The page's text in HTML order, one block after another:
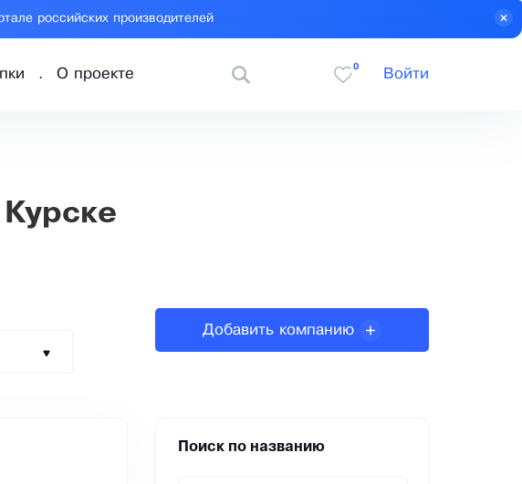
российских производителей
О проекте
0
Войти
Добавить компанию
Поиск по названию